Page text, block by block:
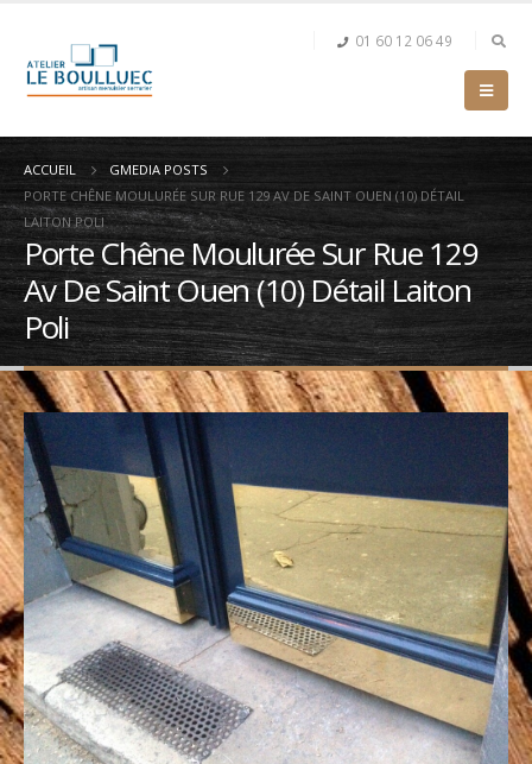
01 60 12 06 49
ACCUEIL
GMEDIA POSTS
PORTE CHÊNE MOULURÉE SUR RUE 129 AV DE SAINT OUEN (10) DÉTAIL
LAITON POLI
Porte Chêne Moulurée Sur Rue 129
Av De Saint Ouen (10) Détail Laiton
Poli